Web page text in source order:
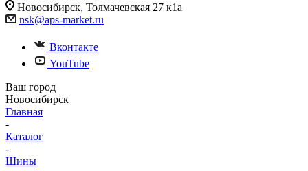
Новосибирск, Толмачевская 27 к1а
nsk@aps-market.ru
Вконтакте
YouTube
Ваш город
Новосибирск
Главная
-
Каталог
-
Шины